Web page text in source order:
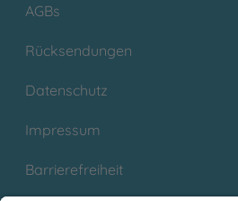
AGBs
Rücksendungen
Datenschutz
Impressum
Barrierefreiheit